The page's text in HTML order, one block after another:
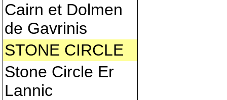
Cairn et Dolmen
de Gavrinis
STONE CIRCLE
Stone Circle Er
Lannic